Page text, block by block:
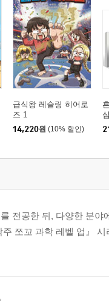
급식왕 레슬링 히어로
즈 1
14,220원 (10% 할인)
전공한 뒤, 다양한 분
주 쪼꼬 과학 레벨 업』